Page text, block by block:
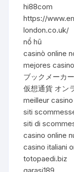
hi88com
https://
london.co.uk/
nổ hũ
casinò online
mejores
ブックメーカー
仮想通貨 オン
meilleur
siti
siti di
casino online
casino italiani
totopaedi.biz